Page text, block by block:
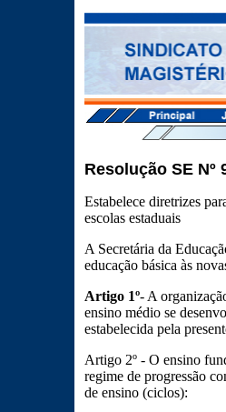
Resolução SE Nº
Estabelece diretrizes
escolas estaduais
A Secretária da
educação básica às
Artigo 1º- A
ensino médio se
estabelecida pela
Artigo 2º - O ensino
regime de progressão
de ensino (ciclos):